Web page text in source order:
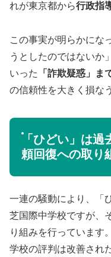
れが東京都から行政指
この事実が明らかにな
うとしたのではないか
いった
「詐欺疑惑」ま
の信頼性を大きく損な
「ひどい」は過
頼回復への取り
一連の騒動により、「
芝国際中学校ですが、
り組みを行っています
学校の評判は改善され